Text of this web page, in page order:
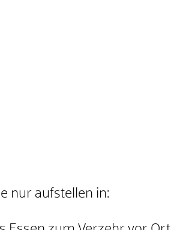
nur aufstellen in: